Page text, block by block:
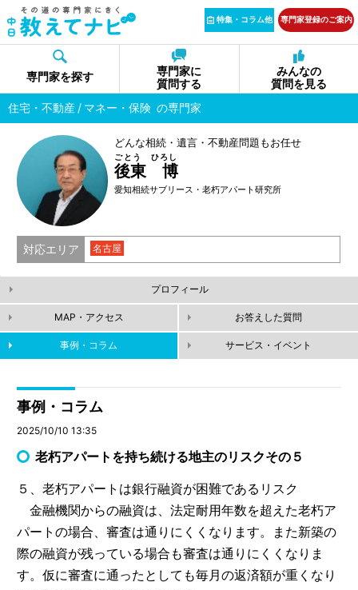
特集・コラム他 専門家登録のご案内
専門家を探す
専門家に
質問する
みんなの
質問を見る
住宅・不動産
マネー・保険 の専門家
どんな相続・遺言・不動産問題もお任せ
後東 博
ごとう ひろし
愛知相続サブリース・老朽アパート研究所
対応エリア 名古屋
プロフィール
MAP・アクセス お答えした質問
事例・コラム サービス・イベント
事例・コラム
2025/10/10 13:35
老朽アパートを持ち続ける地主のリスクその５
５、老朽アパートは銀行融資が困難であるリスク
金融機関からの融資は、法定耐用年数を超えた老朽ア
パートの場合、審査は通りにくくなります。また新築の
際の融資が残っている場合も審査は通りにくくなりま
す。仮に審査に通ったとしても毎月の返済額が重くなり